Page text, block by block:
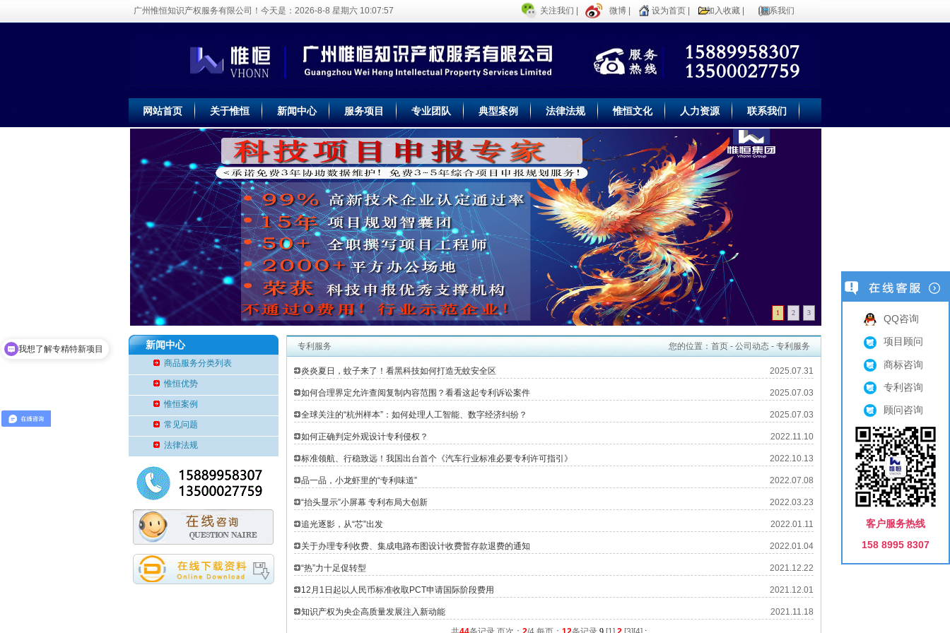
广州惟恒知识产权服务有限公司！今天是： 2026-8-8 星期六 10:07:57 关注我们 | 微博 | 设为首页 加入收藏 联系我们
网站首页 关于惟恒 新闻中心 服务项目 专业团队 典型案例 法律法规 惟恒文化 人力资源 联系我们
1 2 3
新闻中心
商品服务分类列表
惟恒优势
惟恒案例
常见问题
法律法规
专利服务 您的位置： 首页 - 公司动态 - 专利服务
2025.07.31
炎炎夏日，蚊子来了！看黑科技如何打造无蚊安全区
2025.07.03
如何合理界定允许查阅复制内容范围？看看这起专利诉讼案件
2025.07.03
全球关注的“杭州样本”：如何处理人工智能、数字经济纠纷？
2022.11.10
如何正确判定外观设计专利侵权？
2022.10.13
标准领航、行稳致远！我国出台首个《汽车行业标准必要专利许可指引》
2022.07.08
品一品，小龙虾里的“专利味道”
2022.03.23
“抬头显示”小屏幕 专利布局大创新
2022.01.11
追光逐影，从“芯”出发
2022.01.04
关于办理专利收费、集成电路布图设计收费暂存款退费的通知
2021.12.22
“热”力十足促转型
2021.12.01
12月1日起以人民币标准收取PCT申请国际阶段费用
2021.11.18
知识产权为央企高质量发展注入新动能
QQ咨询
项目顾问
商标咨询
专利咨询
顾问咨询
客户服务热线
158 8995 8307
我想了解专精特新项目